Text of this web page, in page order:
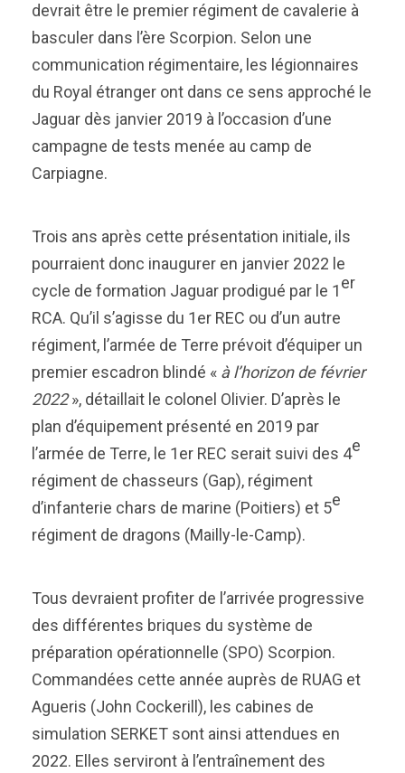
devrait être le premier régiment de cavalerie à
basculer dans l’ère Scorpion. Selon une
communication régimentaire, les légionnaires
du Royal étranger ont dans ce sens approché le
Jaguar dès janvier 2019 à l’occasion d’une
campagne de tests menée au camp de
Carpiagne.
Trois ans après cette présentation initiale, ils
pourraient donc inaugurer en janvier 2022 le
cycle de formation Jaguar prodigué par le 1er
RCA. Qu’il s’agisse du 1er REC ou d’un autre
régiment, l’armée de Terre prévoit d’équiper un
premier escadron blindé « à l’horizon de février
2022», détaillait le colonel Olivier. D’après le
plan d’équipement présenté en 2019 par
l’armée de Terre, le 1er REC serait suivi des 4e
régiment de chasseurs (Gap), régiment
d’infanterie chars de marine (Poitiers) et 5e
régiment de dragons (Mailly-le-Camp).
Tous devraient profiter de l’arrivée progressive
des différentes briques du système de
préparation opérationnelle (SPO) Scorpion.
Commandées cette année auprès de RUAG et
Agueris (John Cockerill), les cabines de
simulation SERKET sont ainsi attendues en
2022. Elles serviront à l’entraînement des